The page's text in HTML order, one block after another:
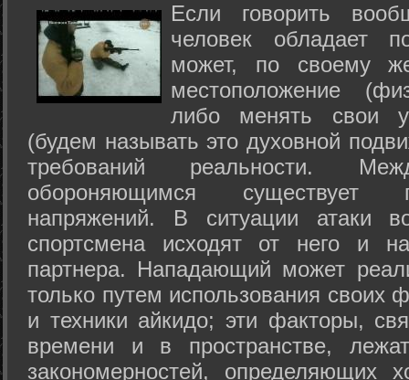
Если говорить
человек обладает
может, по своему
местоположение
либо менять свои
(будем называть это духовной
требований реальности.
обороняющимся существует
напряжений. В ситуации атаки
спортсмена исходят от него и
партнера. Нападающий может
только путем использования своих
и техники айкидо; эти факторы,
времени и в пространстве,
закономерностей, определяющих